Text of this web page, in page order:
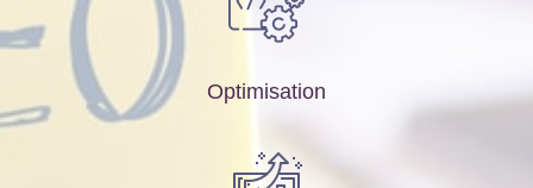
Optimisation